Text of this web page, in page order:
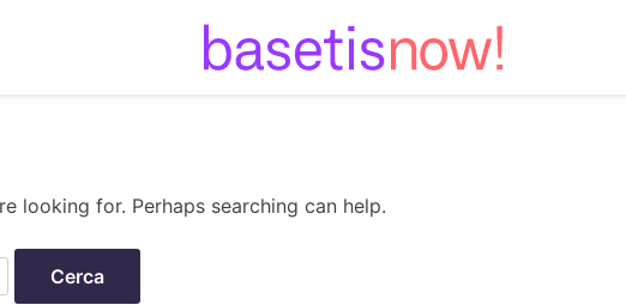
to
content
looking for. Perhaps searching can help.